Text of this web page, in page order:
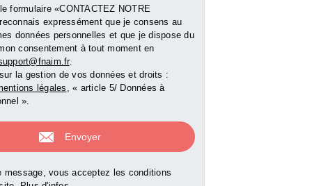
bien Voir le bien
formulaire «CONTACTEZ NOTRE
expressément que je consens au
données personnelles et que je dispose du
consentement à tout moment en
.
la gestion de vos données et droits :
légales , « article 5/ Données à
».
message, vous acceptez les conditions